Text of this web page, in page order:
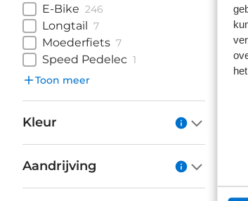
E-Bike 246
Longtail 7
Moederfiets 7
Speed Pedelec 1
Toon meer
Kleur
Aandrijving